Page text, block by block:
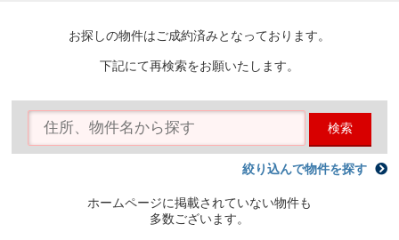
お探しの物件はご成約済みとなっております。
下記にて再検索をお願いたします。
検索
絞り込んで物件を探す
ホームページに掲載されていない物件も
多数ございます。